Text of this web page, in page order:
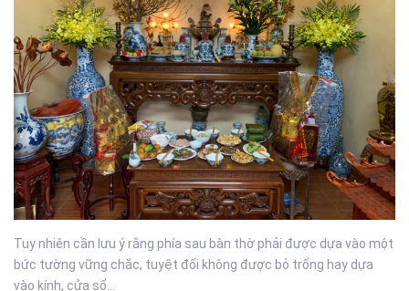
Tuy nhiên cần lưu ý rằng phía sau bàn thờ phải được dựa vào một
bức tường vững chắc, tuyệt đối không được bỏ trống hay dựa
vào kính, cửa sổ…